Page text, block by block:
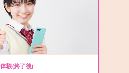
験(終了後)